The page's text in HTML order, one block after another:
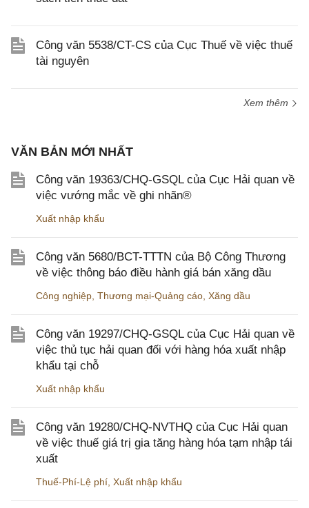
Công văn 5538/CT-CS của Cục Thuế về việc thuế
tài nguyên
Xem thêm
VĂN BẢN MỚI NHẤT
Công văn 19363/CHQ-GSQL của Cục Hải quan về
việc vướng mắc về ghi nhãn®
Xuất nhập khẩu
Công văn 5680/BCT-TTTN của Bộ Công Thương
về việc thông báo điều hành giá bán xăng dầu
Công nghiệp Thương mại-Quảng cáo Xăng dầu
Công văn 19297/CHQ-GSQL của Cục Hải quan về
việc thủ tục hải quan đối với hàng hóa xuất nhập
khẩu tại chỗ
Xuất nhập khẩu
Công văn 19280/CHQ-NVTHQ của Cục Hải quan
về việc thuế giá trị gia tăng hàng hóa tạm nhập tái
xuất
Thuế-Phí-Lệ phí Xuất nhập khẩu